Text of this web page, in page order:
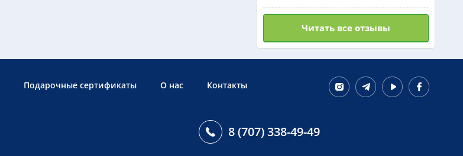
Читать все отзывы
Подарочные сертификаты О нас Контакты
8 (707) 338-49-49